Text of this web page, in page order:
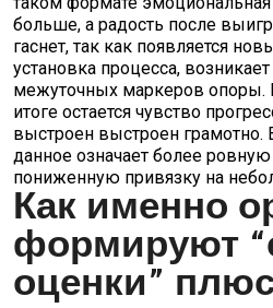
больше, а радость после
гаснет, так как появляется
установка процесса,
межуточных маркеров опоры.
итоге остается чувство
выстроен выстроен грамотно.
данное означает более
пониженную привязку на
Как именно
формируют
оценки”